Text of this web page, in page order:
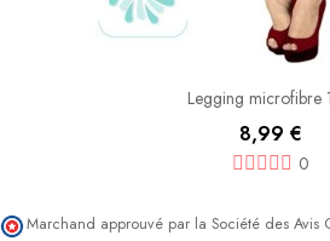
Legging microfibre
8,99 €
0
Marchand approuvé par la Société des Avis